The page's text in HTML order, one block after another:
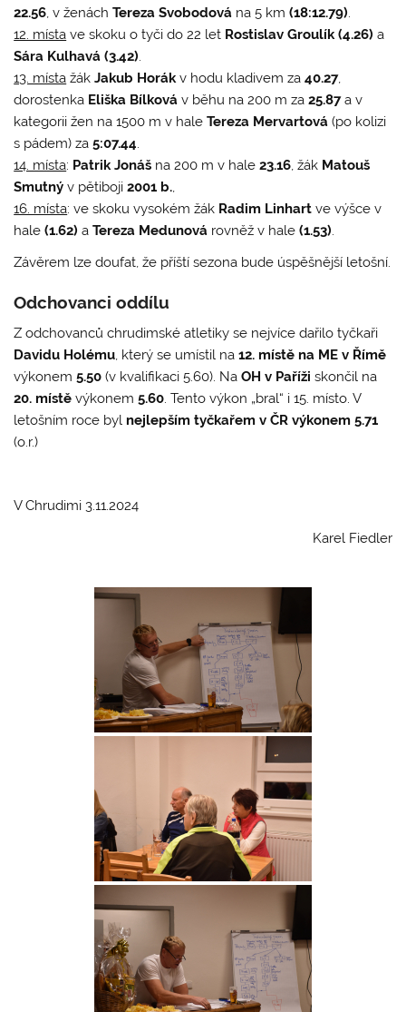
22.56, v ženáchTereza Svobodová na 5 km(18:12.79).
12. místa ve skoku o tyči do 22 let Rostislav Groulík (4.26)a
Sára Kulhavá (3.42).
13. místa žákJakub Horákv hodu kladivem za40.27,
dorostenka Eliška Bílková v běhu na 200 m za25.87a v
kategorii žen na 1500 m v haleTereza Mervartová (po kolizi
s pádem) za5:07.44.
14. místa: Patrik Jonáš na 200 m v hale23.16, žák Matouš
Smutný v pětiboji2001 b.,
16. místa: ve skoku vysokém žák Radim Linhart ve výšce v
hale(1.62) aTereza Medunová rovněž v hale(1.53).
Závěrem lze doufat, že příští sezona bude úspěšnější letošní.
Odchovanci oddílu
Z odchovanců chrudimské atletiky se nejvíce dařilo tyčkaři
Davidu Holému, který se umístil na12. místě na ME v Římě
výkonem5.50 (v kvalifikaci 5.60). NaOH v Paříži skončil na
20. místě výkonem5.60. Tento výkon „bral“ i 15. místo. V
letošním roce byl nejlepším tyčkařem v ČR výkonem 5.71
(o.r.)
V Chrudimi 3.11.2024
Karel Fiedler